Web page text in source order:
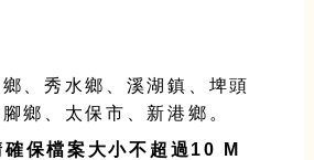
、秀水鄉、溪湖鎮、埤頭
鄉、太保市、新港鄉。
確保檔案大小不超過 10 M